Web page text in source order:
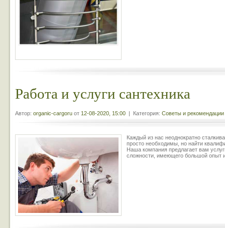
Работа и услуги сантехника
Автор: organic-cargoru от 12-08-2020, 15:00 | Категория: Советы и рекомендации
Каждый из нас неоднократно
просто необходимы, но найти
Наша компания предлагает вам
сложности, имеющего большой опыт